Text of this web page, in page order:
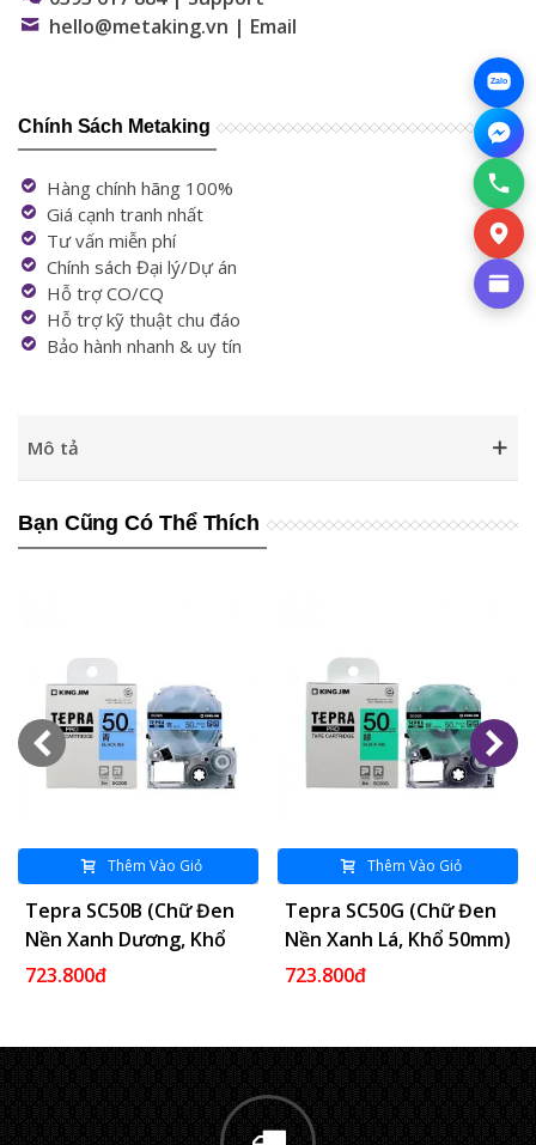
hello@metaking.vn | Email
Chính Sách Metaking
Hàng chính hãng 100%
Giá cạnh tranh nhất
Tư vấn miễn phí
Chính sách Đại lý/Dự án
Hỗ trợ CO/CQ
Hỗ trợ kỹ thuật chu đáo
Bảo hành nhanh & uy tín
Mô tả
Bạn Cũng Có Thể Thích
Thêm Vào Giỏ
Tepra SC50B (Chữ Đen
Nền Xanh Dương, Khổ
50mm)
723.800đ
Thêm Vào Giỏ
Tepra SC50G (Chữ Đen
Nền Xanh Lá, Khổ 50mm)
723.800đ
Zalo